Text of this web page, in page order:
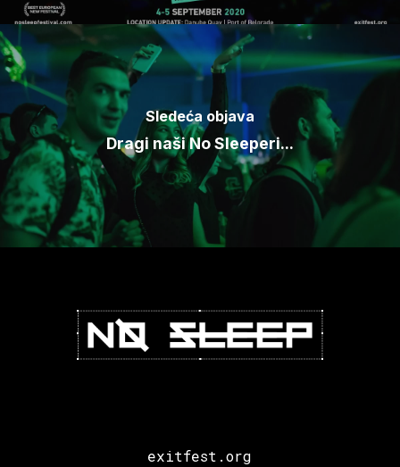
Sledeća objava
Dragi naši No Sleeperi...
exitfest.org